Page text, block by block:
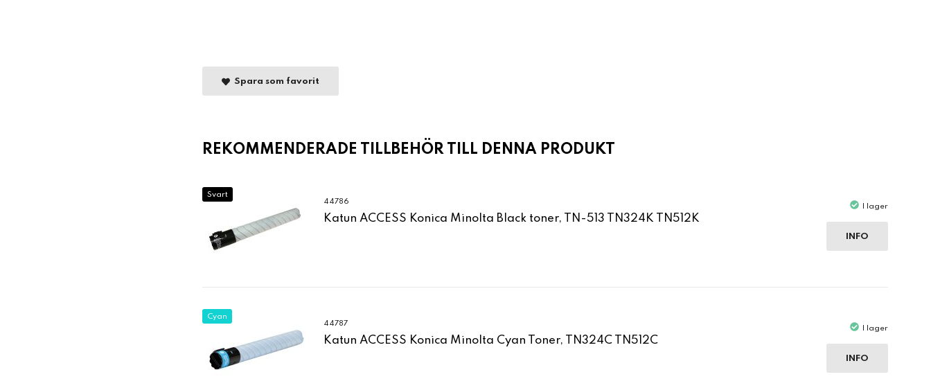
Spara som favorit
REKOMMENDERADE TILLBEHÖR TILL DENNA PRODUKT
Svart
44786
Katun ACCESS Konica Minolta Black toner, TN-513 TN324K TN512K
I lager
INFO
Cyan
44787
Katun ACCESS Konica Minolta Cyan Toner, TN324C TN512C
I lager
INFO